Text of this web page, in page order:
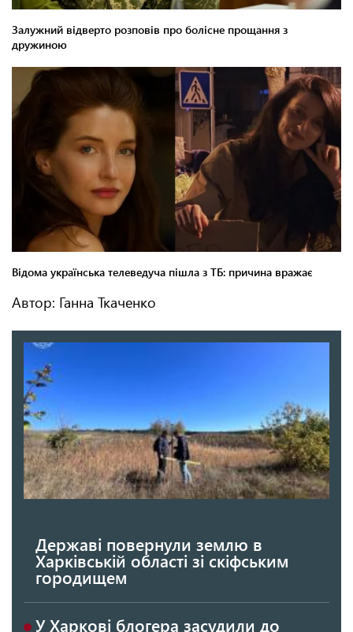
Автор: Ганна Ткаченко
Державі повернули землю в
Харківській області зі скіфським
городищем
У Харкові блогера засудили до